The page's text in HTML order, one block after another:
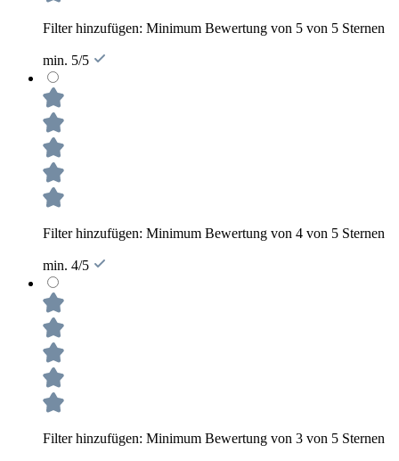
Filter hinzufügen: Minimum Bewertung von 5 von 5 Sternen
min. 5/5
Filter hinzufügen: Minimum Bewertung von 4 von 5 Sternen
min. 4/5
Filter hinzufügen: Minimum Bewertung von 3 von 5 Sternen